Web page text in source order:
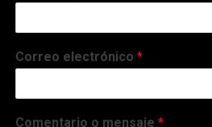
Correo electrónico*
Comentario o mensaje*